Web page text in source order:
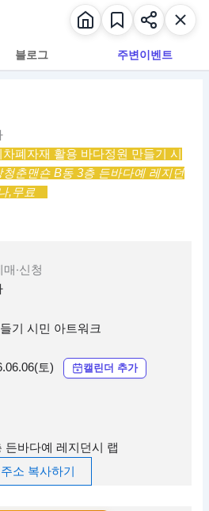
블로그 주변이벤트
차폐자재 활용 바다정원 만들기 시
청춘맨숀 B동 3층 든바다예 레지던
,무료
매·신청
기 시민 아트워크
토) 캘린더 추가
든바다예 레지던시 랩
주소 복사하기